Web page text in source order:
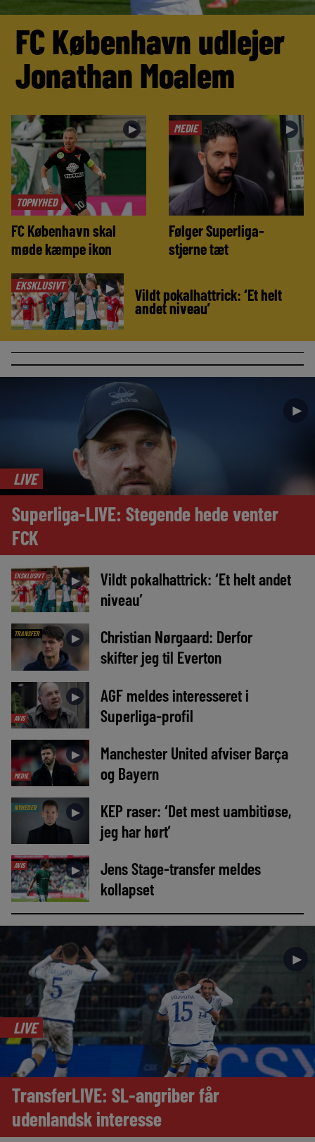
FC København udlejer
Jonathan Moalem
TOPNYHED
►
FC København skal
møde kæmpe ikon
MEDIE ►
Følger Superliga-
stjerne tæt
EKSKLUSIVT ► Vildt pokalhattrick: ‘Et helt
andet niveau’
►
LIVE
Superliga-LIVE: Stegende hede venter
FCK
EKSKLUSIVT ►
Vildt pokalhattrick: ‘Et helt andet
niveau’
TRANSFER ►
Christian Nørgaard: Derfor
skifter jeg til Everton
AVIS
►
AGF meldes interesseret i
Superliga-profil
MEDIE
►
Manchester United afviser Barça
og Bayern
NYHEDER ►
KEP raser: ‘Det mest uambitiøse,
jeg har hørt’
AVIS ►
Jens Stage-transfer meldes
kollapset
►
LIVE
TransferLIVE: SL-angriber får
udenlandsk interesse